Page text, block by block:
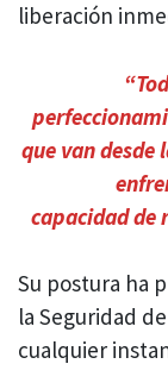
liberación
que van
capacidad de
Su postura ha
la Seguridad
cualquier